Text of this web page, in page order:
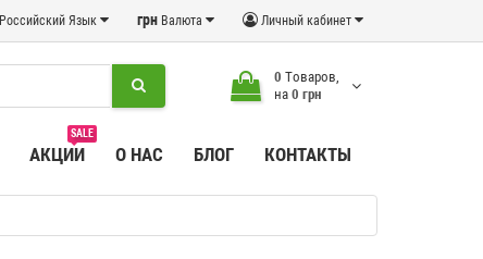
Личный кабинет
грн Валюта
Язык
0 Tоваров,
на 0 грн
SALE
АКЦИИ О НАС БЛОГ КОНТАКТЫ